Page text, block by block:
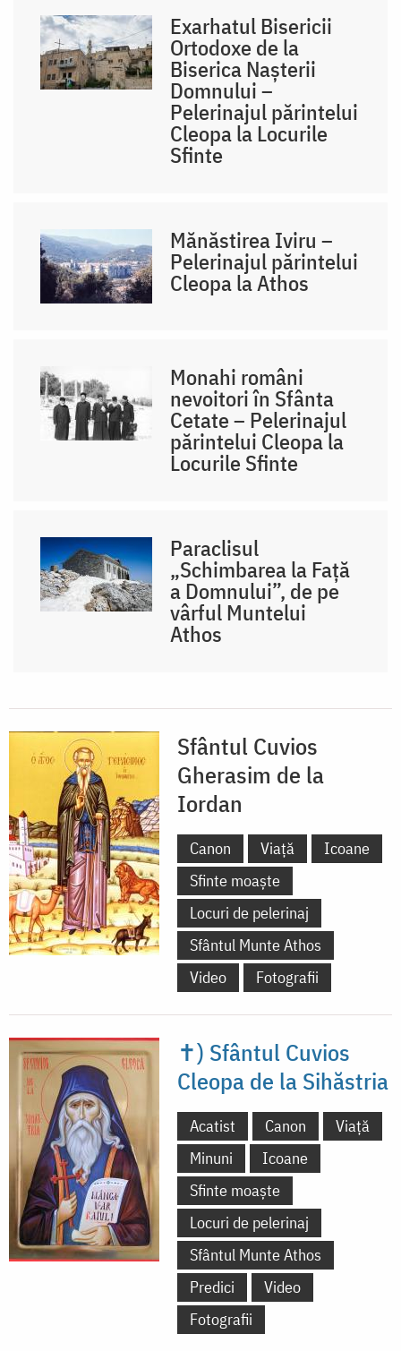
Exarhatul Bisericii
Ortodoxe de la
Biserica Nașterii
Domnului –
Pelerinajul părintelui
Cleopa la Locurile
Sfinte
Mănăstirea Iviru –
Pelerinajul părintelui
Cleopa la Athos
Monahi români
nevoitori în Sfânta
Cetate – Pelerinajul
părintelui Cleopa la
Locurile Sfinte
Paraclisul
„Schimbarea la Față
a Domnului”, de pe
vârful Muntelui
Athos
Sfântul Cuvios
Gherasim de la
Iordan
Canon Viață
Icoane
Sfinte moaște
Locuri de pelerinaj
Sfântul Munte Athos
Video
Fotografii
✝) Sfântul Cuvios
Cleopa de la Sihăstria
Acatist Canon
Viață
Minuni
Icoane
Sfinte moaște
Locuri de pelerinaj
Sfântul Munte Athos
Predici
Video
Fotografii